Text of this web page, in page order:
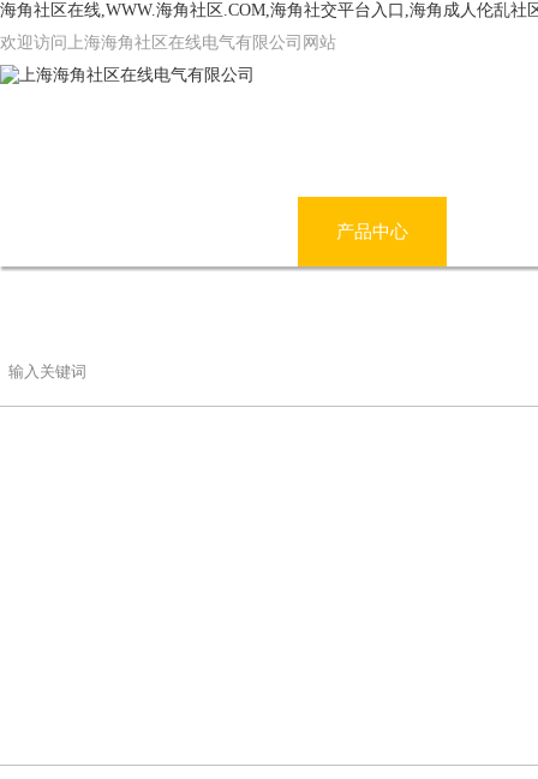
海角社区在线,WWW.海角社区.COM,海角社交平台入口,海角成人伦乱社
欢迎访问上海海角社区在线电气有限公司网站
产品中心